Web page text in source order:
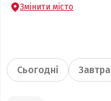
Змінити місто
Сьогодні Завтра